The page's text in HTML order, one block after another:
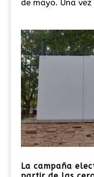
de mayo. Una
La campaña